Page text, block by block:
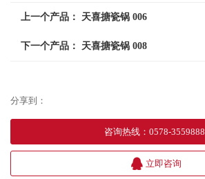
上一个产品： 天喜搪瓷锅 006
下一个产品： 天喜搪瓷锅 008
分享到：
咨询热线 ： 0578-3559888
立即咨询